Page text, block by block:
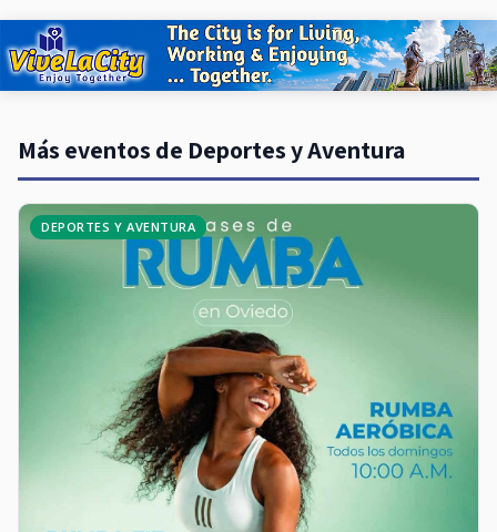
Más eventos de Deportes y Aventura
DEPORTES Y AVENTURA